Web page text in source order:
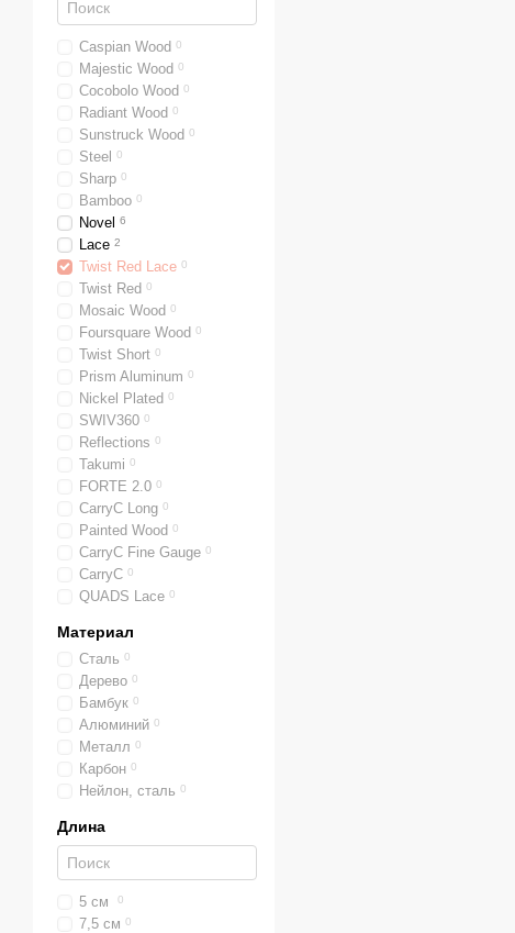
Caspian Wood 0
Majestic Wood 0
Cocobolo Wood 0
Radiant Wood 0
Sunstruck Wood 0
Steel 0
Sharp 0
Bamboo 0
Novel 6
Lace 2
Twist Red Lace 0
Twist Red 0
Mosaic Wood 0
Foursquare Wood 0
Twist Short 0
Prism Aluminum 0
Nickel Plated 0
SWIV360 0
Reflections 0
Takumi 0
FORTE 2.0 0
CarryC Long 0
Painted Wood 0
CarryC Fine Gauge 0
CarryC 0
QUADS Lace 0
Материал
Сталь 0
Дерево 0
Бамбук 0
Алюминий 0
Металл 0
Карбон 0
Нейлон, сталь 0
Длина
5 см 0
7,5 см 0